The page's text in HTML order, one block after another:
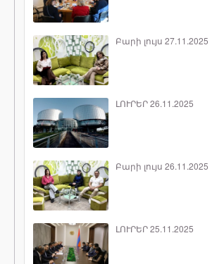
Բարի լույս 27.11.2025
ԼՈՒՐԵՐ 26.11.2025
Բարի լույս 26.11.2025
ԼՈՒՐԵՐ 25.11.2025